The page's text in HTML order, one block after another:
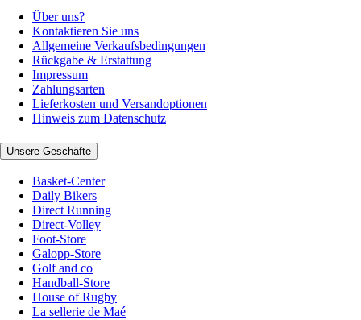
Über uns?
Kontaktieren Sie uns
Allgemeine Verkaufsbedingungen
Rückgabe & Erstattung
Impressum
Zahlungsarten
Lieferkosten und Versandoptionen
Hinweis zum Datenschutz
Unsere Geschäfte
Basket-Center
Daily Bikers
Direct Running
Direct-Volley
Foot-Store
Galopp-Store
Golf and co
Handball-Store
House of Rugby
La sellerie de Maé